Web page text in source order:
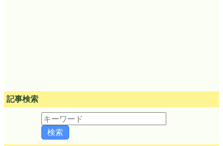
記事検索